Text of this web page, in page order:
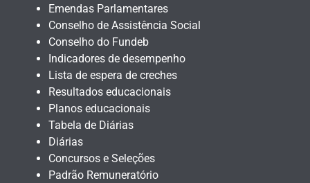
Emendas Parlamentares
Conselho de Assistência Social
Conselho do Fundeb
Indicadores de desempenho
Lista de espera de creches
Resultados educacionais
Planos educacionais
Tabela de Diárias
Diárias
Concursos e Seleções
Padrão Remuneratório